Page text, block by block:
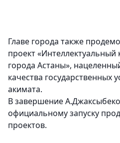
Главе города также
проект «Интеллектуальный
города Астаны»,
качества государственных
акимата.
В завершение
официальному запуску
проектов.